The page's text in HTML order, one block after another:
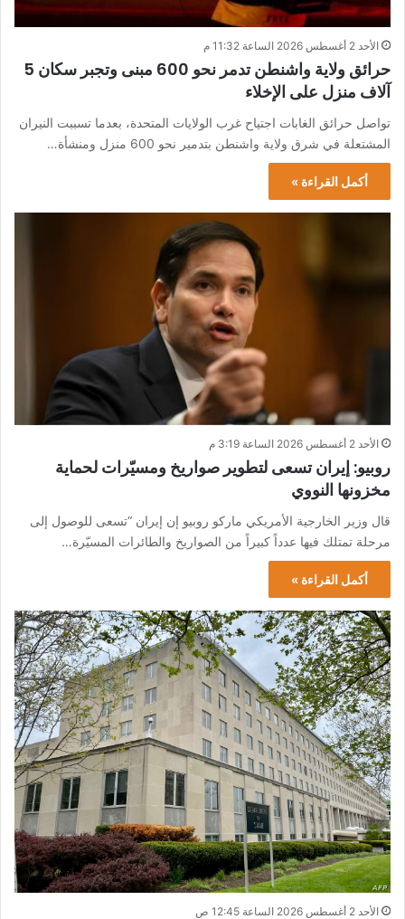
الأحد 2 أغسطس 2026 الساعة 11:32 م
حرائق ولاية واشنطن تدمر نحو 600 مبنى وتجبر سكان 5
آلاف منزل على الإخلاء
تواصل حرائق الغابات اجتياح غرب الولايات المتحدة، بعدما تسببت النيران
المشتعلة في شرق ولاية واشنطن بتدمير نحو 600 منزل ومنشأة…
أكمل القراءة »
الأحد 2 أغسطس 2026 الساعة 3:19 م
روبيو: إيران تسعى لتطوير صواريخ ومسيّرات لحماية
مخزونها النووي
قال وزير الخارجية الأمريكي ماركو روبيو إن إيران “تسعى للوصول إلى
مرحلة تمتلك فيها عدداً كبيراً من الصواريخ والطائرات المسيّرة…
أكمل القراءة »
الأحد 2 أغسطس 2026 الساعة 12:45 ص